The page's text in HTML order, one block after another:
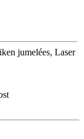
jumelées, Laser